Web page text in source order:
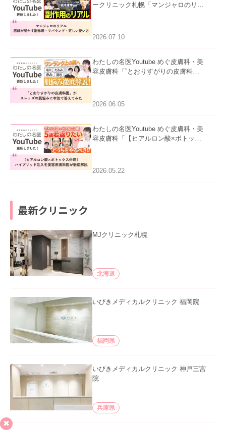
ークリニック札幌「マンジャロのリア
た。
2026.07.10
わたしの名医Youtube めぐ皮膚科・美
容皮膚科「”とおりすがりの皮膚科
2026.06.05
わたしの名医Youtube めぐ皮膚科・美
容皮膚科「【ヒアルロン酸×ボトック
た。
2026.05.22
最新クリニック
MJクリニック札幌
北海道
いびきメディカルクリニック 福岡院
福岡県
いびきメディカルクリニック 神戸三宮
院
兵庫県